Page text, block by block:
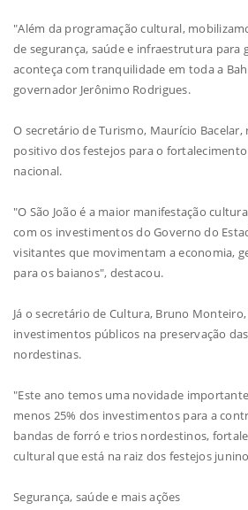
"Além da programação cultural,
de segurança, saúde e infraestrutura para
aconteça com tranquilidade em toda a
governador Jerônimo Rodrigues.
O secretário de Turismo, Maurício
positivo dos festejos para o
nacional.
"O São João é a maior manifestação
com os investimentos do Governo do
visitantes que movimentam a economia,
para os baianos", destacou.
Já o secretário de Cultura, Bruno
investimentos públicos na preservação
nordestinas.
"Este ano temos uma novidade
menos 25% dos investimentos para a
bandas de forró e trios nordestinos,
cultural que está na raiz dos festejos
Segurança, saúde e mais ações